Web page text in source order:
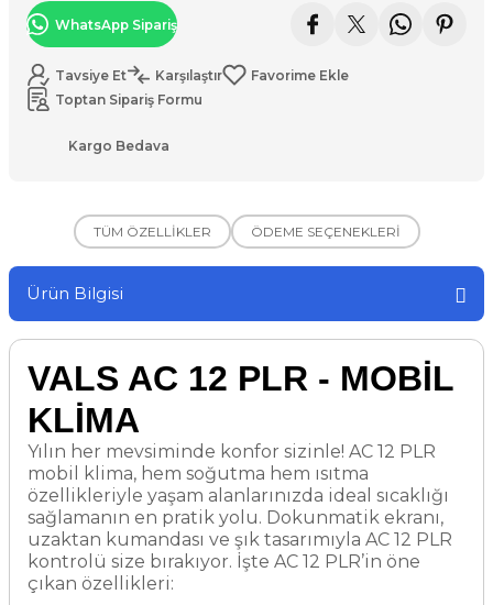
WhatsApp Sipariş
Tavsiye Et
Karşılaştır
Toptan Sipariş Formu
Kargo Bedava
TÜM ÖZELLİKLER ÖDEME SEÇENEKLERİ
Ürün Bilgisi
VALS AC 12 PLR - MOBİL
KLİMA
Yılın her mevsiminde konfor sizinle! AC 12 PLR
mobil klima, hem soğutma hem ısıtma
özellikleriyle yaşam alanlarınızda ideal sıcaklığı
sağlamanın en pratik yolu. Dokunmatik ekranı,
uzaktan kumandası ve şık tasarımıyla AC 12 PLR
kontrolü size bırakıyor. İşte AC 12 PLR’in öne
çıkan özellikleri: